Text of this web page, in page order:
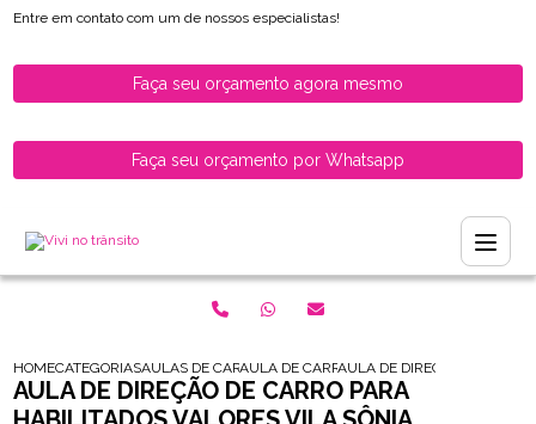
Entre em contato com um de nossos especialistas!
Faça seu orçamento agora mesmo
Faça seu orçamento por Whatsapp
HOMECATEGORIASAULAS DE CARRO PARA HABILITADOS
AULA DE CARRO PARA HABILITADOS ZONA
AULA DE DIRECAO DE
AULA DE DIREÇÃO DE CARRO PARA